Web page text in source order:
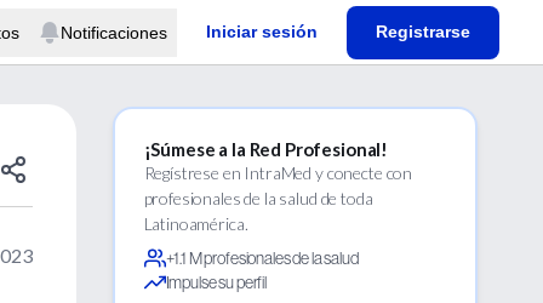
Notificaciones Iniciar sesión Registrarse
¡Súmese a la Red Profesional!
Regístrese en IntraMed y conecte con
profesionales de la salud de toda
Latinoamérica.
+1.1 M profesionales de la salud
Impulse su perfil